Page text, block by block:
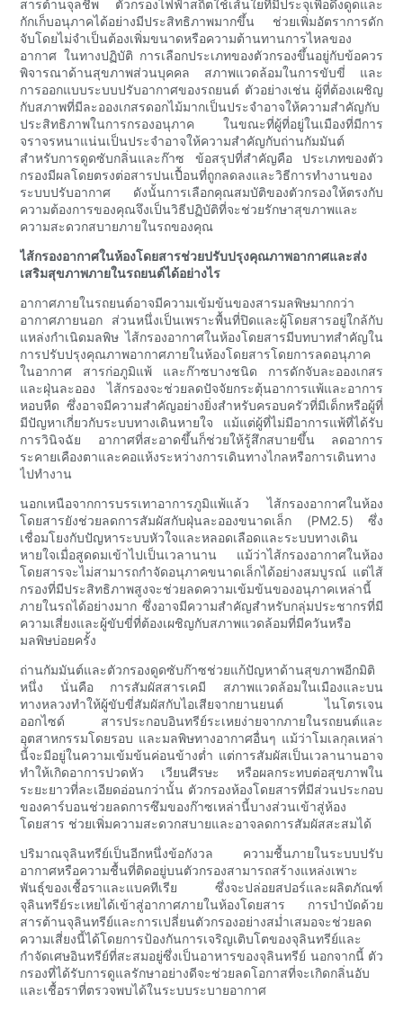
สารต้านจุลชีพ ตัวกรองไฟฟ้าสถิตใช้เส้นใยที่มีประจุเพื่อดึงดูดและ
กักเก็บอนุภาคได้อย่างมีประสิทธิภาพมากขึ้น ช่วยเพิ่มอัตราการดัก
จับโดยไม่จำเป็นต้องเพิ่มขนาดหรือความต้านทานการไหลของ
อากาศ ในทางปฏิบัติ การเลือกประเภทของตัวกรองขึ้นอยู่กับข้อควร
พิจารณาด้านสุขภาพส่วนบุคคล สภาพแวดล้อมในการขับขี่ และ
การออกแบบระบบปรับอากาศของรถยนต์ ตัวอย่างเช่น ผู้ที่ต้องเผชิญ
กับสภาพที่มีละอองเกสรดอกไม้มากเป็นประจำอาจให้ความสำคัญกับ
ประสิทธิภาพในการกรองอนุภาค ในขณะที่ผู้ที่อยู่ในเมืองที่มีการ
จราจรหนาแน่นเป็นประจำอาจให้ความสำคัญกับถ่านกัมมันต์
สำหรับการดูดซับกลิ่นและก๊าซ ข้อสรุปที่สำคัญคือ ประเภทของตัว
กรองมีผลโดยตรงต่อสารปนเปื้อนที่ถูกลดลงและวิธีการทำงานของ
ระบบปรับอากาศ ดังนั้นการเลือกคุณสมบัติของตัวกรองให้ตรงกับ
ความต้องการของคุณจึงเป็นวิธีปฏิบัติที่จะช่วยรักษาสุขภาพและ
ความสะดวกสบายภายในรถของคุณ
ไส้กรองอากาศในห้องโดยสารช่วยปรับปรุงคุณภาพอากาศและส่ง
เสริมสุขภาพภายในรถยนต์ได้อย่างไร
อากาศภายในรถยนต์อาจมีความเข้มข้นของสารมลพิษมากกว่า
อากาศภายนอก ส่วนหนึ่งเป็นเพราะพื้นที่ปิดและผู้โดยสารอยู่ใกล้กับ
แหล่งกำเนิดมลพิษ ไส้กรองอากาศในห้องโดยสารมีบทบาทสำคัญใน
การปรับปรุงคุณภาพอากาศภายในห้องโดยสารโดยการลดอนุภาค
ในอากาศ สารก่อภูมิแพ้ และก๊าซบางชนิด การดักจับละอองเกสร
และฝุ่นละออง ไส้กรองจะช่วยลดปัจจัยกระตุ้นอาการแพ้และอาการ
หอบหืด ซึ่งอาจมีความสำคัญอย่างยิ่งสำหรับครอบครัวที่มีเด็กหรือผู้ที่
มีปัญหาเกี่ยวกับระบบทางเดินหายใจ แม้แต่ผู้ที่ไม่มีอาการแพ้ที่ได้รับ
การวินิจฉัย อากาศที่สะอาดขึ้นก็ช่วยให้รู้สึกสบายขึ้น ลดอาการ
ระคายเคืองตาและคอแห้งระหว่างการเดินทางไกลหรือการเดินทาง
ไปทำงาน
นอกเหนือจากการบรรเทาอาการภูมิแพ้แล้ว ไส้กรองอากาศในห้อง
โดยสารยังช่วยลดการสัมผัสกับฝุ่นละอองขนาดเล็ก (PM2.5) ซึ่ง
เชื่อมโยงกับปัญหาระบบหัวใจและหลอดเลือดและระบบทางเดิน
หายใจเมื่อสูดดมเข้าไปเป็นเวลานาน แม้ว่าไส้กรองอากาศในห้อง
โดยสารจะไม่สามารถกำจัดอนุภาคขนาดเล็กได้อย่างสมบูรณ์ แต่ไส้
กรองที่มีประสิทธิภาพสูงจะช่วยลดความเข้มข้นของอนุภาคเหล่านี้
ภายในรถได้อย่างมาก ซึ่งอาจมีความสำคัญสำหรับกลุ่มประชากรที่มี
ความเสี่ยงและผู้ขับขี่ที่ต้องเผชิญกับสภาพแวดล้อมที่มีควันหรือ
มลพิษบ่อยครั้ง
ถ่านกัมมันต์และตัวกรองดูดซับก๊าซช่วยแก้ปัญหาด้านสุขภาพอีกมิติ
หนึ่ง นั่นคือ การสัมผัสสารเคมี สภาพแวดล้อมในเมืองและบน
ทางหลวงทำให้ผู้ขับขี่สัมผัสกับไอเสียจากยานยนต์ ไนโตรเจน
ออกไซด์ สารประกอบอินทรีย์ระเหยง่ายจากภายในรถยนต์และ
อุตสาหกรรมโดยรอบ และมลพิษทางอากาศอื่นๆ แม้ว่าโมเลกุลเหล่า
นี้จะมีอยู่ในความเข้มข้นค่อนข้างต่ำ แต่การสัมผัสเป็นเวลานานอาจ
ทำให้เกิดอาการปวดหัว เวียนศีรษะ หรือผลกระทบต่อสุขภาพใน
ระยะยาวที่ละเอียดอ่อนกว่านั้น ตัวกรองห้องโดยสารที่มีส่วนประกอบ
ของคาร์บอนช่วยลดการซึมของก๊าซเหล่านี้บางส่วนเข้าสู่ห้อง
โดยสาร ช่วยเพิ่มความสะดวกสบายและอาจลดการสัมผัสสะสมได้
ปริมาณจุลินทรีย์เป็นอีกหนึ่งข้อกังวล ความชื้นภายในระบบปรับ
อากาศหรือความชื้นที่ติดอยู่บนตัวกรองสามารถสร้างแหล่งเพาะ
พันธุ์ของเชื้อราและแบคทีเรีย ซึ่งจะปล่อยสปอร์และผลิตภัณฑ์
จุลินทรีย์ระเหยได้เข้าสู่อากาศภายในห้องโดยสาร การบำบัดด้วย
สารต้านจุลินทรีย์และการเปลี่ยนตัวกรองอย่างสม่ำเสมอจะช่วยลด
ความเสี่ยงนี้ได้โดยการป้องกันการเจริญเติบโตของจุลินทรีย์และ
กำจัดเศษอินทรีย์ที่สะสมอยู่ซึ่งเป็นอาหารของจุลินทรีย์ นอกจากนี้ ตัว
กรองที่ได้รับการดูแลรักษาอย่างดีจะช่วยลดโอกาสที่จะเกิดกลิ่นอับ
และเชื้อราที่ตรวจพบได้ในระบบระบายอากาศ